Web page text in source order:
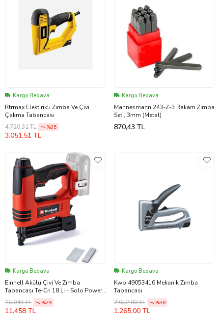
Kargo Bedava
Rtrmax Elektirikli Zımba Ve Çivi
Çakma Tabancası
4.720,31 TL
%35
3.051,51 TL
Kargo Bedava
Mannesmann 243-Z-3 Rakam Zımba
Seti, 3mm (Metal)
870,43 TL
Kargo Bedava
Einhell Akülü Çivi Ve Zımba
Tabancası Te-Cn 18 Li - Solo Power
X-Change (Li-Ion, 18V, Zımba Ve Çivi
(Standart)
16.043 TL %29
11.458 TL
Kargo Bedava
Kwb 49053416 Mekanik Zımba
Tabancası
2.052,00 TL
%38
1.265,00 TL